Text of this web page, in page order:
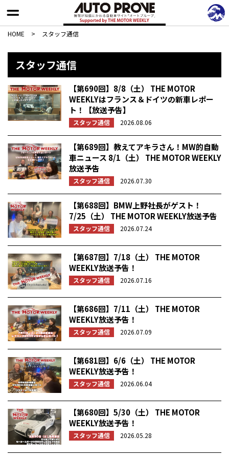
HOME > スタッフ通信
スタッフ通信
【第690回】8/8（土） THE MOTOR
WEEKLYはフランス＆ドイツの新車レポー
ト！【放送予告】
スタッフ通信 2026.08.06
【第689回】教えてアキラさん！MW的自動
車ニュース 8/1（土） THE MOTOR WEEKLY
放送予告
スタッフ通信 2026.07.30
【第688回】BMW上野社長がゲスト！
7/25（土） THE MOTOR WEEKLY放送予告
スタッフ通信 2026.07.24
【第687回】7/18（土） THE MOTOR
WEEKLY放送予告！
スタッフ通信 2026.07.16
【第686回】7/11（土） THE MOTOR
WEEKLY放送予告！
スタッフ通信 2026.07.09
【第681回】6/6（土） THE MOTOR
WEEKLY放送予告！
スタッフ通信 2026.06.04
【第680回】5/30（土） THE MOTOR
WEEKLY放送予告！
スタッフ通信 2026.05.28